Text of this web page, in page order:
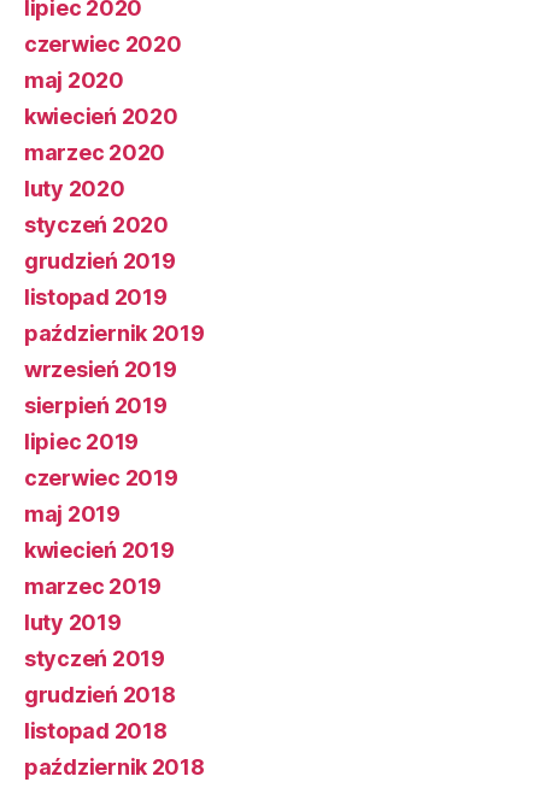
lipiec 2020
czerwiec 2020
maj 2020
kwiecień 2020
marzec 2020
luty 2020
styczeń 2020
grudzień 2019
listopad 2019
październik 2019
wrzesień 2019
sierpień 2019
lipiec 2019
czerwiec 2019
maj 2019
kwiecień 2019
marzec 2019
luty 2019
styczeń 2019
grudzień 2018
listopad 2018
październik 2018